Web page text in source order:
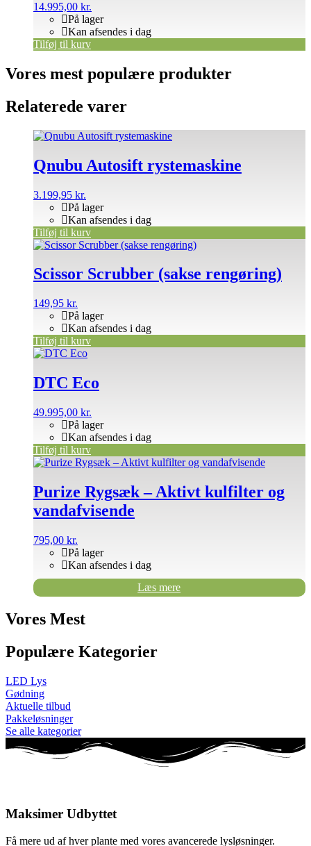
14.995,00 kr.
På lager
Kan afsendes i dag
Tilføj til kurv
Vores mest populære produkter
Relaterede varer
Qnubu Autosift rystemaskine
3.199,95 kr.
På lager
Kan afsendes i dag
Tilføj til kurv
Scissor Scrubber (sakse rengøring)
149,95 kr.
På lager
Kan afsendes i dag
Tilføj til kurv
DTC Eco
49.995,00 kr.
På lager
Kan afsendes i dag
Tilføj til kurv
Purize Rygsæk – Aktivt kulfilter og
vandafvisende
795,00 kr.
På lager
Kan afsendes i dag
Læs mere
Vores Mest
Populære Kategorier
LED Lys
Gødning
Aktuelle tilbud
Pakkeløsninger
Se alle kategorier
Maksimer Udbyttet
Få mere ud af hver plante med vores avancerede lysløsninger.